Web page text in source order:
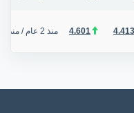
4.413
4.601 منذ 2 عام /منذ 9 ساعة